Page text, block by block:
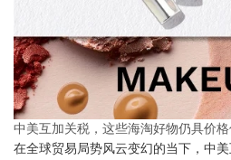
中美互加关税，这些海淘好物仍具价格
在全球贸易局势风云变幻的当下，中